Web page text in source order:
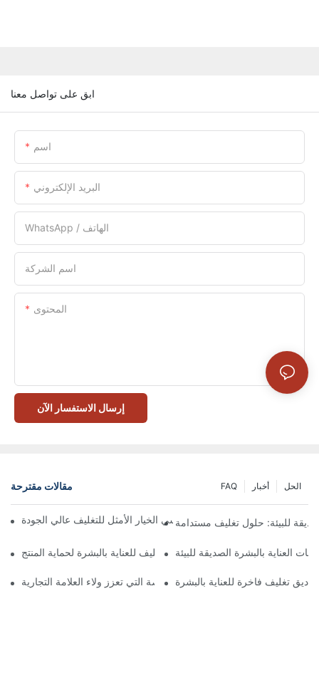
ابق على تواصل معنا
اسم
البريد الإلكتروني
WhatsApp / الهاتف
اسم الشركة
المحتوى
إرسال الاستفسار الآن
مقالات مقترحة الحل أخبار FAQ
تُعدّ الصناديق ذات الإغلاق المغناطيسي الخيار الأمثل للتغليف عالي الجودة
للبيئة: حلول تغليف مستدامة
كيفية اختيار أفضل صندوق تغليف للعناية بالبشرة لحماية المنتج
العناية بالبشرة الصديقة للبيئة
صناديق تغليف العناية بالبشرة المخصصة التي تعزز ولاء العلامة التجارية
تغليف فاخرة للعناية بالبشرة